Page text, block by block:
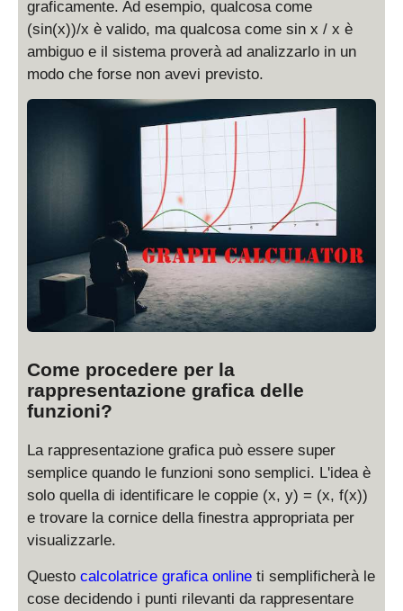
graficamente. Ad esempio, qualcosa come
(sin(x))/x è valido, ma qualcosa come sin x / x è
ambiguo e il sistema proverà ad analizzarlo in un
modo che forse non avevi previsto.
Come procedere per la
rappresentazione grafica delle
funzioni?
La rappresentazione grafica può essere super
semplice quando le funzioni sono semplici. L'idea è
solo quella di identificare le coppie (x, y) = (x, f(x))
e trovare la cornice della finestra appropriata per
visualizzarle.
Questo calcolatrice grafica online ti semplificherà le
cose decidendo i punti rilevanti da rappresentare